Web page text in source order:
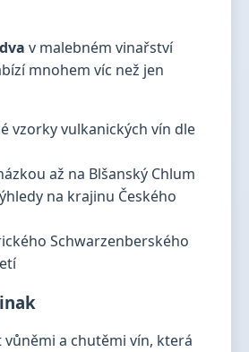
v malebném vinařství
mnohem víc než jen
vzorky vulkanických vín dle
až na Blšanský Chlum
na krajinu Českého
Schwarzenberského
vůněmi a chutěmi vín, která